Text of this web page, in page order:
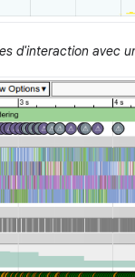
d'interaction avec